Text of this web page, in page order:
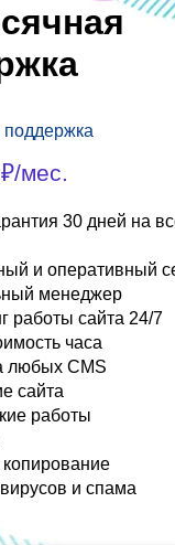
мес.
30 дней на
и оперативный
менеджер
работы сайта 24/7
часа
любых CMS
сайта
работы
и спама